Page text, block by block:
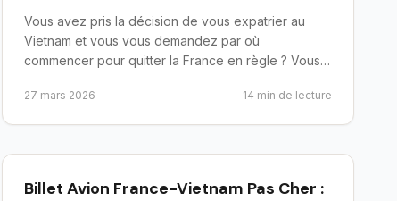
Vous avez pris la décision de vous expatrier au
Vietnam et vous vous demandez par où
commencer pour quitter la France en règle ? Vous
27 mars 2026 14 min de lecture
Billet Avion France-Vietnam Pas Cher :